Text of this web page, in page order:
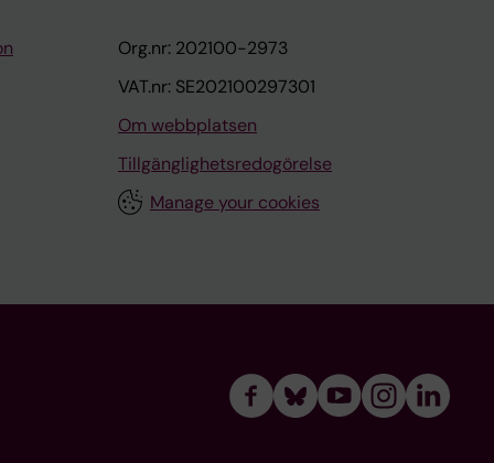
Org.nr: 202100-2973
VAT.nr: SE202100297301
Om webbplatsen
Tillgänglighetsredogörelse
Manage your cookies